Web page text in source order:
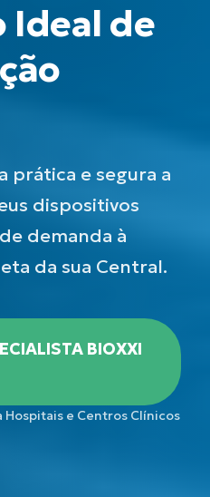
Ideal de
prática e segura a
dispositivos
demanda à
da sua Central.
BIOXXI
e Centros Clínicos